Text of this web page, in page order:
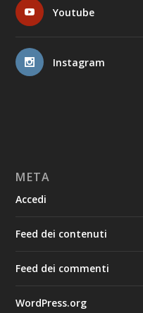
Youtube
Instagram
META
Accedi
Feed dei contenuti
Feed dei commenti
WordPress.org